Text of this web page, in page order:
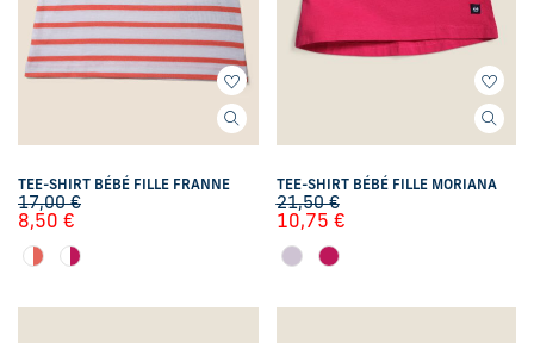
TEE-SHIRT BÉBÉ FILLE FRANNE
17,00€
8,50 €
TEE-SHIRT BÉBÉ FILLE MORIANA
21,50€
10,75 €